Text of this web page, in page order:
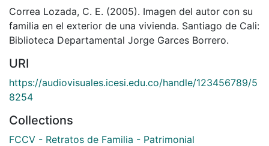
Correa Lozada, C. E. (2005). Imagen del autor con su
familia en el exterior de una vivienda. Santiago de Cali:
Biblioteca Departamental Jorge Garces Borrero.
URI
https://audiovisuales.icesi.edu.co/handle/123456789/5
8254
Collections
FCCV - Retratos de Familia - Patrimonial